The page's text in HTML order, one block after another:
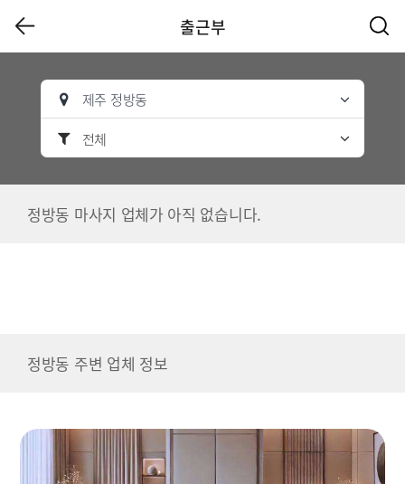
출근부
제주 정방동
전체
정방동 마사지 업체가 아직 없습니다.
정방동 주변 업체 정보